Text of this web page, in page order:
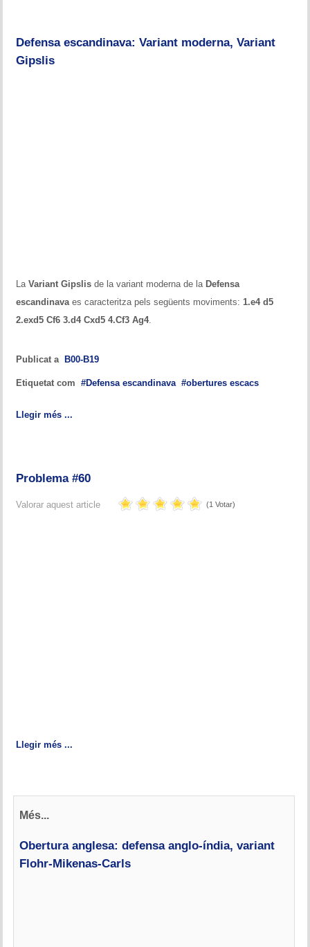
Defensa escandinava: Variant moderna, Variant
Gipslis
La Variant Gipslis de la variant moderna de la Defensa
escandinava es caracteritza pels següents moviments: 1.e4 d5
2.exd5 Cf6 3.d4 Cxd5 4.Cf3 Ag4.
Publicat a B00-B19
Etiquetat com Defensa escandinava obertures escacs
Llegir més ...
Problema #60
Valorar aquest article (1 Votar)
Llegir més ...
Més...
Obertura anglesa: defensa anglo-índia, variant
Flohr-Mikenas-Carls